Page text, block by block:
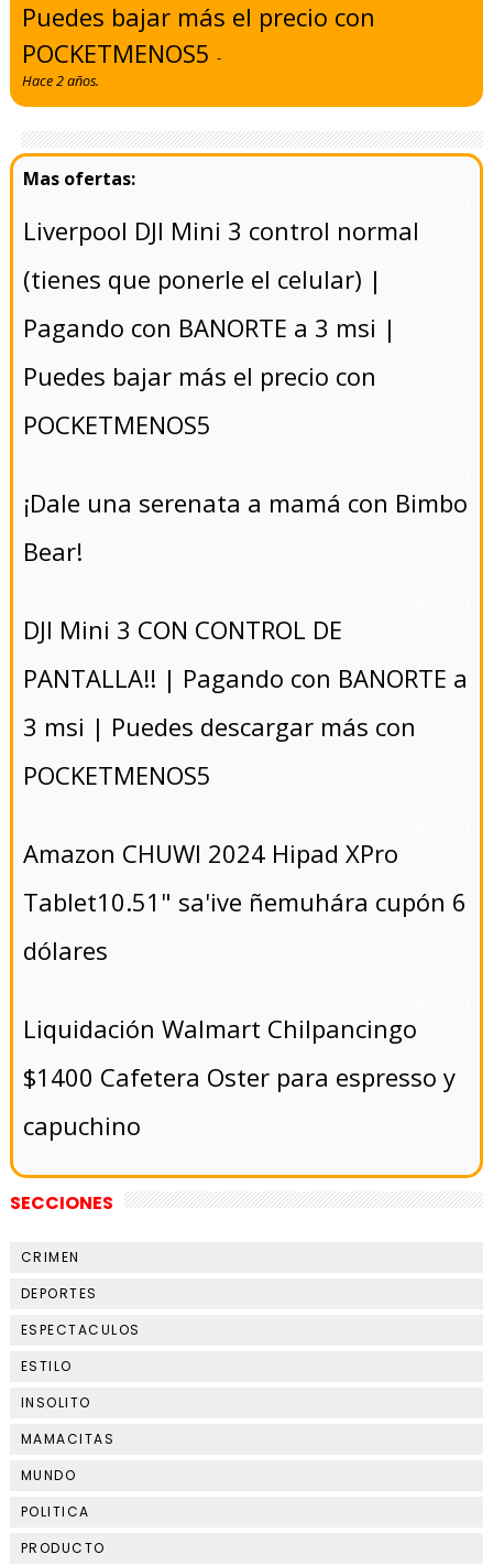
Puedes bajar más el precio con
POCKETMENOS5-
Hace 2 años.
Liverpool DJI Mini 3 control normal
(tienes que ponerle el celular) |
Pagando con BANORTE a 3 msi |
Puedes bajar más el precio con
POCKETMENOS5
¡Dale una serenata a mamá con Bimbo
Bear!
DJI Mini 3 CON CONTROL DE
PANTALLA!! | Pagando con BANORTE a
3 msi | Puedes descargar más con
POCKETMENOS5
Amazon CHUWI 2024 Hipad XPro
Tablet10.51" sa'ive ñemuhára cupón 6
dólares
Liquidación Walmart Chilpancingo
$1400 Cafetera Oster para espresso y
capuchino
SECCIONES
CRIMEN
DEPORTES
ESPECTACULOS
ESTILO
INSOLITO
MAMACITAS
MUNDO
POLITICA
PRODUCTO